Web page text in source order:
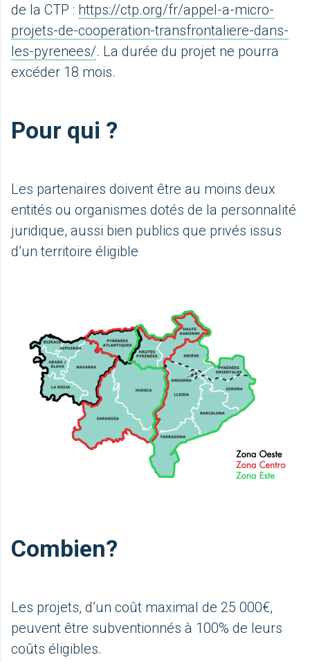
de la CTP : https://ctp.org/fr/appel-a-micro-
projets-de-cooperation-transfrontaliere-dans-
les-pyrenees/. La durée du projet ne pourra
excéder 18 mois.
Pour qui ?
Les partenaires doivent être au moins deux
entités ou organismes dotés de la personnalité
juridique, aussi bien publics que privés issus
d’un territoire éligible
Combien?
Les projets, d’un coût maximal de 25 000€,
peuvent être subventionnés à 100% de leurs
coûts éligibles.